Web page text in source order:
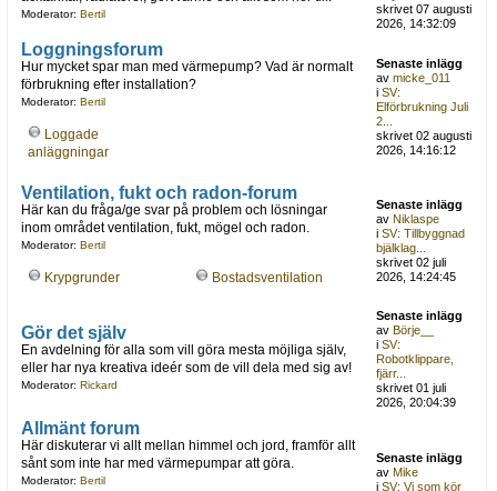
Moderator: Bertil
skrivet 07 augusti
2026, 14:32:09
Loggningsforum
Hur mycket spar man med värmepump? Vad är normalt
förbrukning efter installation?
Moderator: Bertil
Loggade
anläggningar
Senaste inlägg
avmicke_011
iSV:
Elförbrukning Juli
2...
skrivet 02 augusti
2026, 14:16:12
Ventilation, fukt och radon-forum
Här kan du fråga/ge svar på problem och lösningar
inom området ventilation, fukt, mögel och radon.
Moderator: Bertil
Krypgrunder Bostadsventilation
Senaste inlägg
avNiklaspe
iSV: Tillbyggnad
bjälklag...
skrivet 02 juli
2026, 14:24:45
Gör det själv
En avdelning för alla som vill göra mesta möjliga själv,
eller har nya kreativa ideér som de vill dela med sig av!
Moderator: Rickard
Senaste inlägg
avBörje__
iSV:
Robotklippare,
fjärr...
skrivet 01 juli
2026, 20:04:39
Allmänt forum
Här diskuterar vi allt mellan himmel och jord, framför allt
sånt som inte har med värmepumpar att göra.
Moderator: Bertil
Senaste inlägg
avMike
iSV: Vi som kör